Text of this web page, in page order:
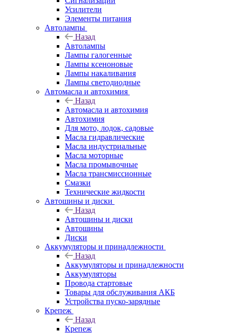
Усилители
Элементы питания
Автолампы
Назад
Автолампы
Лампы галогенные
Лампы ксеноновые
Лампы накаливания
Лампы светодиодные
Автомасла и автохимия
Назад
Автомасла и автохимия
Автохимия
Для мото, лодок, садовые
Масла гидравлические
Масла индустриальные
Масла моторные
Масла промывочные
Масла трансмиссионные
Смазки
Технические жидкости
Автошины и диски
Назад
Автошины и диски
Автошины
Диски
Аккумуляторы и принадлежности
Назад
Аккумуляторы и принадлежности
Аккумуляторы
Провода стартовые
Товары для обслуживания АКБ
Устройства пуско-зарядные
Крепеж
Назад
Крепеж